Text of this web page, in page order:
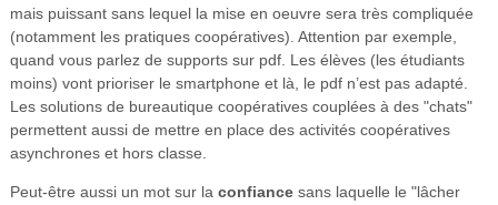
mais puissant sans lequel la mise en oeuvre sera très compliquée
(notamment les pratiques coopératives). Attention par exemple,
quand vous parlez de supports sur pdf. Les élèves (les étudiants
moins) vont prioriser le smartphone et là, le pdf n’est pas adapté.
Les solutions de bureautique coopératives couplées à des "chats"
permettent aussi de mettre en place des activités coopératives
asynchrones et hors classe.
Peut-être aussi un mot sur la confiancesans laquelle le "lâcher